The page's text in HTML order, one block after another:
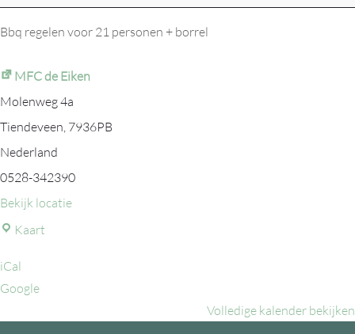
Bbq regelen voor 21 personen + borrel
MFC de Eiken
Molenweg 4a
Tiendeveen, 7936PB
Nederland
0528-342390
Bekijk locatie
Kaart
iCal
Google
Volledige kalender bekijken